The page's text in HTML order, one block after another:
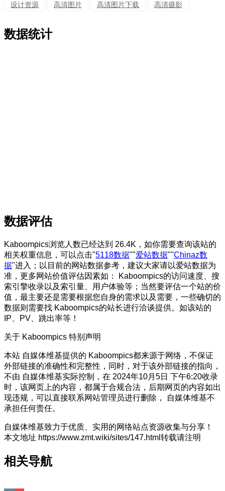
设计资源
高清图片 高清图片下载 高清摄影
数据统计
数据评估
Kaboompics浏览人数已经达到 26.4K，如你需要查询该站的
相关权重信息，可以点击"5118数据""爱站数据""Chinaz数
据"进入；以目前的网站数据参考，建议大家请以爱站数据为
准，更多网站价值评估因素如： Kaboompics的访问速度、搜
索引擎收录以及索引量、用户体验等；当然要评估一个站的价
值，最主要还是需要根据您自身的需求以及需要，一些确切的
数据则需要找 Kaboompics的站长进行洽谈提供。如该站的
IP、PV、跳出率等！
关于 Kaboompics 特别声明
本站 自媒体维基提供的 Kaboompics都来源于网络，不保证
外部链接的准确性和完整性，同时，对于该外部链接的指向，
不由 自媒体维基实际控制，在 2024年10月5日 下午6:20收录
时，该网页上的内容，都属于合规合法，后期网页的内容如出
现违规，可以直接联系网站管理员进行删除， 自媒体维基不
承担任何责任。
自媒体维基致力于优质、实用的网络站点资源收集与分享！
本文地址 https://www.zmt.wiki/sites/147.html转载请注明
相关导航